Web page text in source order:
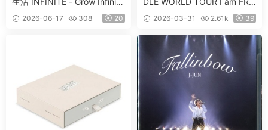
e’s Real Youth Life BD+DVD
[2015.08.19] [BDMV 21.2GB]
2026-06-17 308 20
E-TY IN SEOUL 2024 [BDIS
O 2BD 65.2GB]
2026-03-31 2.61k 39